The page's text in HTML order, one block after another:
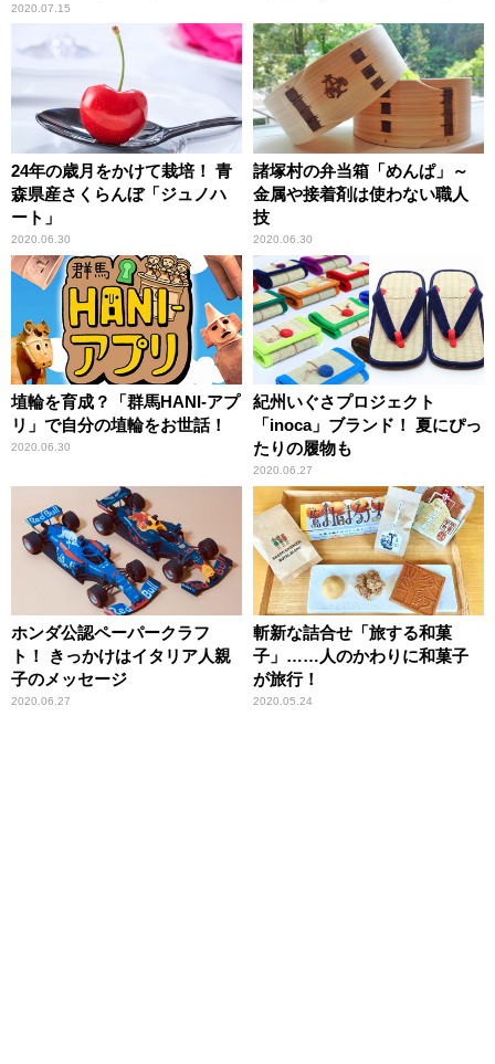
2020.07.15
24年の歳月をかけて栽培！ 青
森県産さくらんぼ「ジュノハ
ート」
2020.06.30
諸塚村の弁当箱「めんぱ」～
金属や接着剤は使わない職人
技
2020.06.30
埴輪を育成？「群馬HANI-アプ
リ」で自分の埴輪をお世話！
2020.06.30
紀州いぐさプロジェクト
「inoca」ブランド！ 夏にぴっ
たりの履物も
2020.06.27
ホンダ公認ペーパークラフ
ト！ きっかけはイタリア人親
子のメッセージ
2020.06.27
斬新な詰合せ「旅する和菓
子」……人のかわりに和菓子
が旅行！
2020.05.24